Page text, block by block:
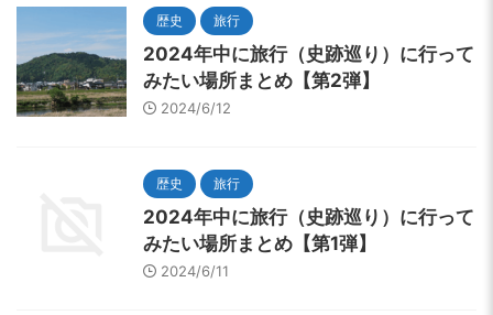
歴史 旅行
2024年中に旅行（史跡巡り）に行って
みたい場所まとめ【第2弾】
2024/6/12
歴史 旅行
2024年中に旅行（史跡巡り）に行って
みたい場所まとめ【第1弾】
2024/6/11